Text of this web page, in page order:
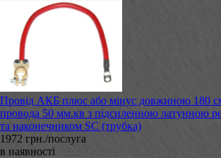
Провід АКБ плюс або мінус довжиною 180
провода 50 мм.кв з підсиленною латунною
та наконечником SC (трубка)
1972 грн./послуга
в наявності